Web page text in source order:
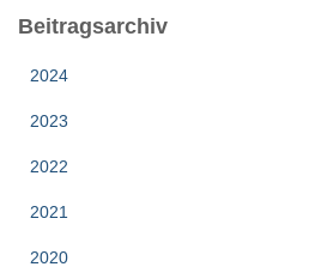
Beitragsarchiv
2024
2023
2022
2021
2020